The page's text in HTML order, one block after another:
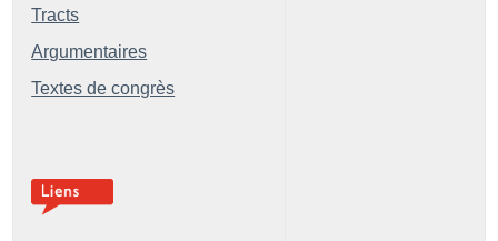
Tracts
Argumentaires
Textes de congrès